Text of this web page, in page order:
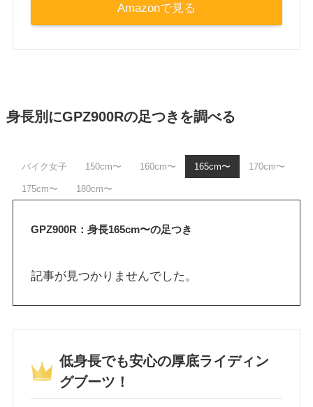
Amazonで見る
身長別にGPZ900Rの足つきを調べる
バイク女子 150cm〜 160cm〜 165cm〜 170cm〜
175cm〜 180cm〜
GPZ900R：身長165cm〜の足つき
記事が見つかりませんでした。
低身長でも安心の厚底ライディン
グブーツ！